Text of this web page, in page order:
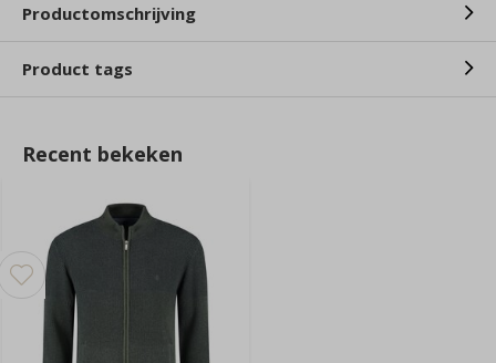
Productomschrijving
Product tags
Recent bekeken